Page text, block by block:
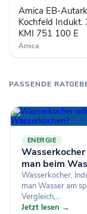
KMI
751
100
Amica EB-
Kochfeld Indukt.
KMI 751 100 E
Amica
PASSENDE
ENERGIE
man beim
Wasserkocher,
man Wasser am
Vergleich,...
Jetzt lesen →